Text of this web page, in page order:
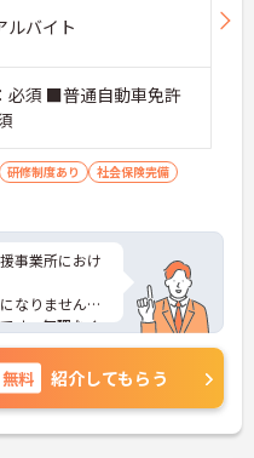
ルバイト
必須 ■普通自動車免許
研修制度あり
社会保険完備
事業所におけ
なりません。
す。無理なく
いただけま
トなど、さら
にご相談くだ
無料 紹介してもらう